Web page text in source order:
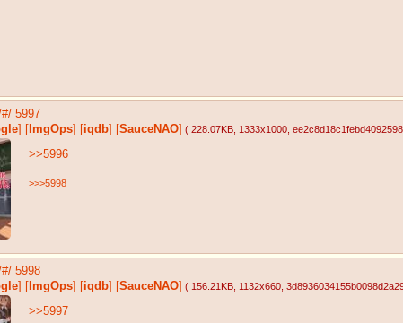
5997
] [ ImgOps] [iqdb] [SauceNAO] ( 228.07KB , 1333x1000 ,
>>5996
>>>5998
5998
] [ ImgOps] [iqdb] [SauceNAO] ( 156.21KB , 1132x660 ,
>>5997